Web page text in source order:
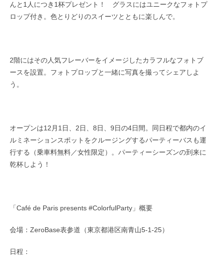
んと1人につき1杯プレゼント！ グラスにはユニークなフォトプ
ロップ付き。色とりどりのスイーツとともに楽しんで。
2階にはその人気フレーバーをイメージしたカラフルなフォトブ
ースを設置。フォトプロップと一緒に写真を撮ってシェアしよ
う。
オープンは12月1日、2日、8日、9日の4日間。同日程で都内のイ
ルミネーションスポットをクルージングするパーティーバスも運
行する（乗車料無料／女性限定）。パーティーシーズンの到来に
乾杯しよう！
「Café de Paris presents #ColorfulParty」概要
会場：ZeroBase表参道（東京都港区南青山5-1-25）
日程：